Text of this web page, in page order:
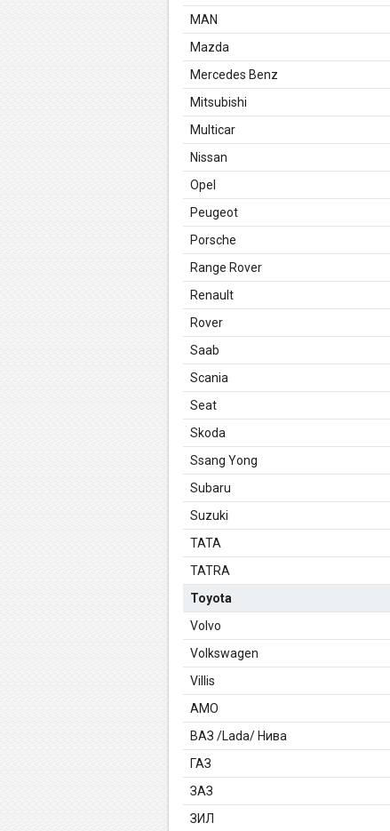
MAN
Mazda
Mercedes Benz
Mitsubishi
Multicar
Nissan
Opel
Peugeot
Porsche
Range Rover
Renault
Rover
Saab
Scania
Seat
Skoda
Ssang Yong
Subaru
Suzuki
TATA
TATRA
Toyota
Volvo
Volkswagen
Villis
АМО
ВАЗ /Lada/ Нива
ГАЗ
ЗАЗ
ЗИЛ